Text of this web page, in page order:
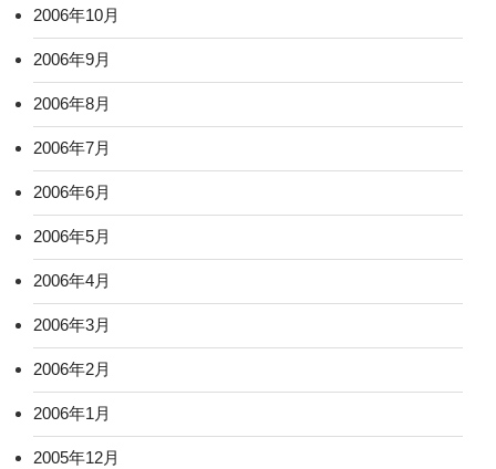
2006年10月
2006年9月
2006年8月
2006年7月
2006年6月
2006年5月
2006年4月
2006年3月
2006年2月
2006年1月
2005年12月